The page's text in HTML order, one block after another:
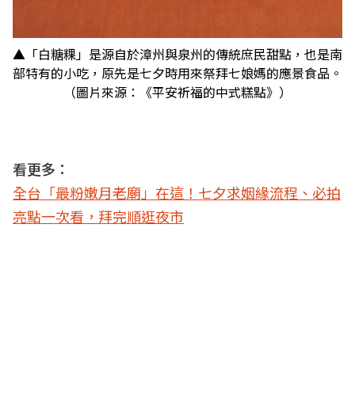
▲「白糖粿」是源自於漳州與泉州的傳統庶民甜點，也是南
部特有的小吃，原先是七夕時用來祭拜七娘媽的應景食品。
（圖片來源：《平安祈福的中式糕點》）
看更多：
全台「最粉嫩月老廟」在這！七夕求姻緣流程、必拍
亮點一次看，拜完順逛夜市